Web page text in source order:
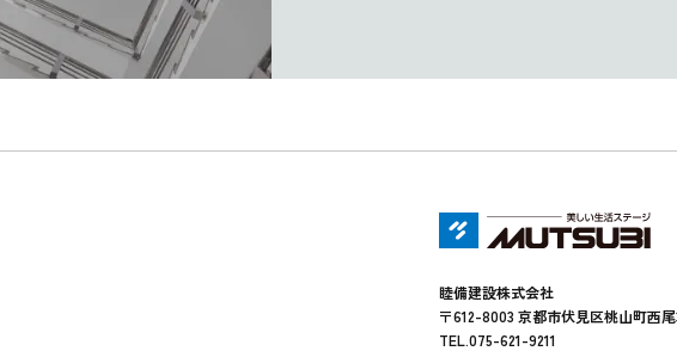
睦備建設株式会社
〒612-8003 京都市伏見区桃山町西尾
TEL.075-621-9211